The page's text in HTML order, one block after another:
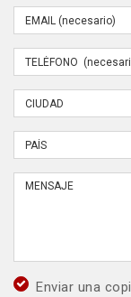
Enviar una